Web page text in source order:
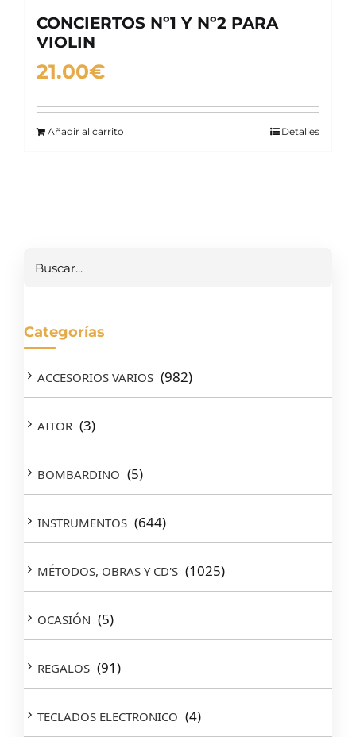
CONCIERTOS Nº1 Y Nº2 PARA
VIOLIN
21.00€
Añadir al carrito Detalles
Categorías
ACCESORIOS VARIOS (982)
AITOR (3)
BOMBARDINO (5)
INSTRUMENTOS (644)
MÉTODOS, OBRAS Y CD'S (1025)
OCASIÓN (5)
REGALOS (91)
TECLADOS ELECTRONICO (4)